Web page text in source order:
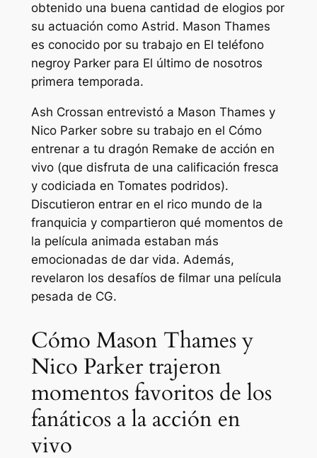
obtenido una buena cantidad de elogios por
su actuación como Astrid. Mason Thames
es conocido por su trabajo en El teléfono
negroy Parker para El último de nosotros
primera temporada.
Ash Crossan entrevistó a Mason Thames y
Nico Parker sobre su trabajo en el Cómo
entrenar a tu dragón Remake de acción en
vivo (que disfruta de una calificación fresca
y codiciada en Tomates podridos).
Discutieron entrar en el rico mundo de la
franquicia y compartieron qué momentos de
la película animada estaban más
emocionadas de dar vida. Además,
revelaron los desafíos de filmar una película
pesada de CG.
Cómo Mason Thames y
Nico Parker trajeron
momentos favoritos de los
fanáticos a la acción en
vivo